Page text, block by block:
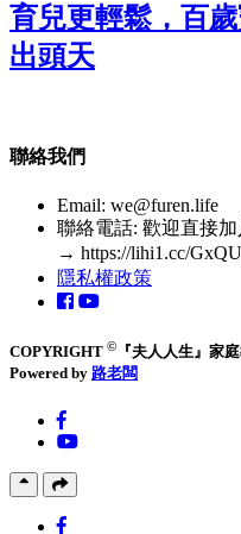
育兒更輕鬆，百
出頭天
聯絡我們
Email: we@furen.life
聯絡電話: 歡迎直接
→ https://lihi1.cc/
隱私權政策
COPYRIGHT ©
『夫人人生』家
Powered by 路老闆